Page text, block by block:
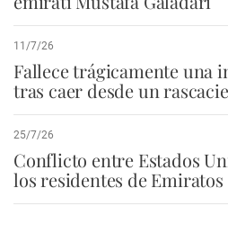
11/7/26
Fallece trágicamente una
tras caer desde un
25/7/26
Conflicto entre Estados
los residentes de Emiratos